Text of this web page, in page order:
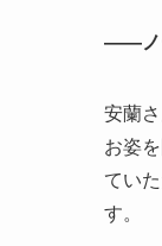
――ノ
安蘭
お姿
てい
す。